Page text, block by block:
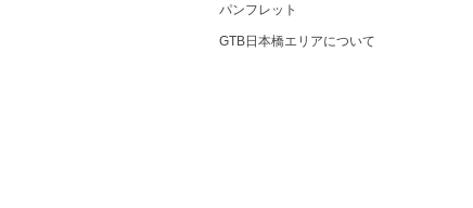
パンフレット
GTB日本橋エリアについて